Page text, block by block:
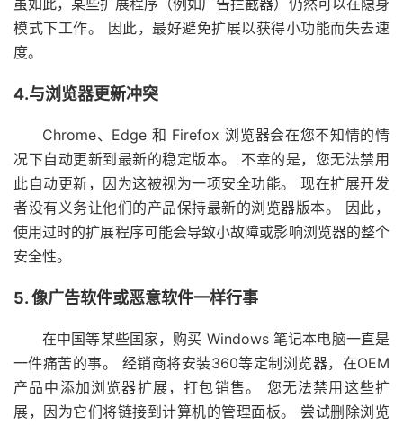
模式下工作。 因此，最好避免扩展以获得小功能而失去速
度。
4.与浏览器更新冲突
Chrome、Edge 和 Firefox 浏览器会在您不知情的情
况下自动更新到最新的稳定版本。 不幸的是，您无法禁用
此自动更新，因为这被视为一项安全功能。 现在扩展开发
者没有义务让他们的产品保持最新的浏览器版本。 因此，
使用过时的扩展程序可能会导致小故障或影响浏览器的整个
安全性。
5. 像广告软件或恶意软件一样行事
在中国等某些国家，购买 Windows 笔记本电脑一直是
一件痛苦的事。 经销商将安装360等定制浏览器，在OEM
产品中添加浏览器扩展，打包销售。 您无法禁用这些扩
展，因为它们将链接到计算机的管理面板。 尝试删除浏览